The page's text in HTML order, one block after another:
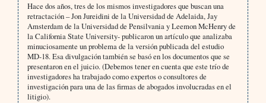
Hace dos años, tres de los mismos investigadores que buscan una
retractación – Jon Jureidini de la Universidad de Adelaida, Jay
Amsterdam de la Universidad de Pensilvania y Leemon McHenry de
la California State University- publicaron un artículo que analizaba
minuciosamente un problema de la versión publicada del estudio
MD-18. Esa divulgación también se basó en los documentos que se
presentaron en el juicio. (Debemos tener en cuenta que este trío de
investigadores ha trabajado como expertos o consultores de
investigación para una de las firmas de abogados involucradas en el
litigio).